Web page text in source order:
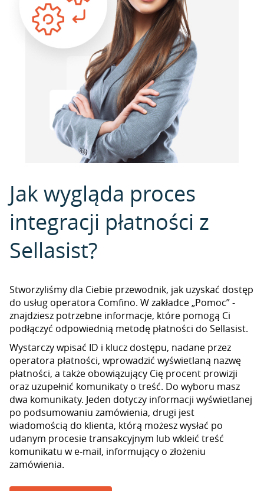
Jak wygląda proces
integracji płatności z
Sellasist?
Stworzyliśmy dla Ciebie przewodnik, jak uzyskać dostęp
do usług operatora Comfino. W zakładce „Pomoc” -
znajdziesz potrzebne informacje, które pomogą Ci
podłączyć odpowiednią metodę płatności do Sellasist.
Wystarczy wpisać ID i klucz dostępu, nadane przez
operatora płatności, wprowadzić wyświetlaną nazwę
płatności, a także obowiązujący Cię procent prowizji
oraz uzupełnić komunikaty o treść. Do wyboru masz
dwa komunikaty. Jeden dotyczy informacji wyświetlanej
po podsumowaniu zamówienia, drugi jest
wiadomością do klienta, którą możesz wysłać po
udanym procesie transakcyjnym lub wkleić treść
komunikatu w e-mail, informujący o złożeniu
zamówienia.